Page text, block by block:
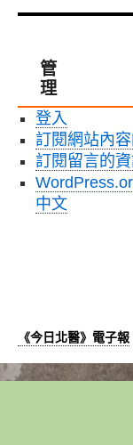
管
理
登入
訂閱網站內
訂閱留言的
中文
《今日北醫》電子報